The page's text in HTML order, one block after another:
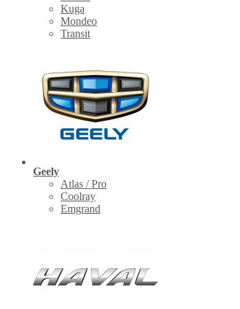
Kuga
Mondeo
Transit
Geely
Atlas / Pro
Coolray
Emgrand